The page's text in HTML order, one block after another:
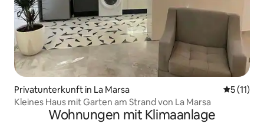
Privatunterkunft in La Marsa
5 (11)
Kleines Haus mit Garten am Strand von La Marsa
Wohnungen mit Klimaanlage